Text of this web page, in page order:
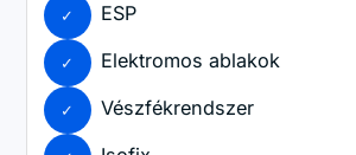
ESP
Elektromos ablakok
Vészfékrendszer